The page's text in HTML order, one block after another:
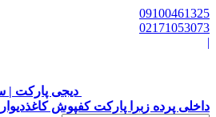
دیجی پارکت |
پرده زبرا پارکت کفپوش